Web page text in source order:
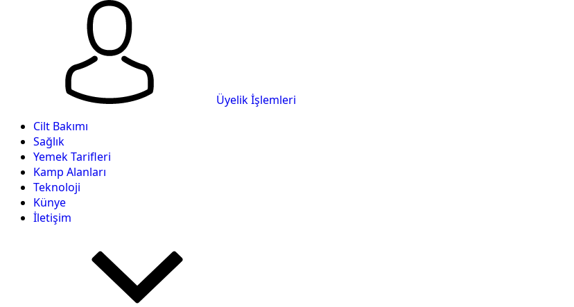
Üyelik İşlemleri
Cilt Bakımı
Sağlık
Yemek Tarifleri
Kamp Alanları
Teknoloji
Künye
İletişim